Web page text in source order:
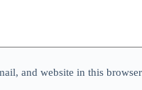
and website in this